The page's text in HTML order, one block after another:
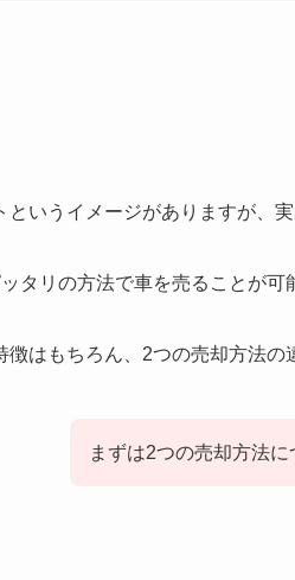
いうイメージがありますが、
タリの方法で車を売ることが可
はもちろん、2つの売却方法の
まずは2つの売却方法に